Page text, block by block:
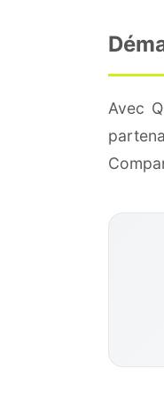
Avec